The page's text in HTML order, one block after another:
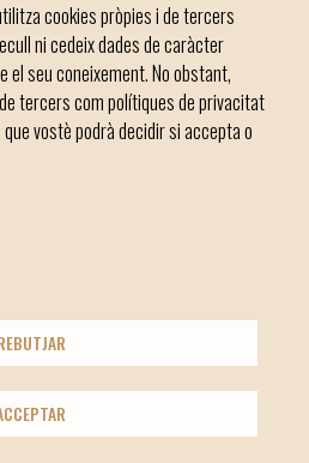
municipi
91 00 - CIF: P0703300D
cookies pròpies i de tercers
ni cedeix dades de caràcter
el seu coneixement. No obstant,
tercers com polítiques de privacitat
vostè podrà decidir si accepta o
de Manacor
Commons
Política de privacitat
socials